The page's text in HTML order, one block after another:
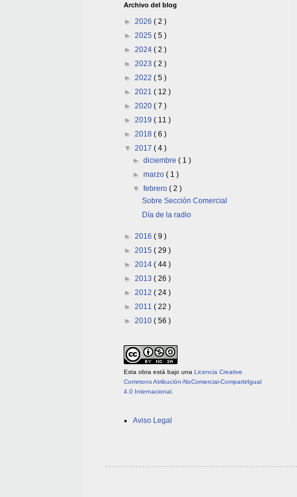
Archivo del blog
► 2026 ( 2 )
► 2025 ( 5 )
► 2024 ( 2 )
► 2023 ( 2 )
► 2022 ( 5 )
► 2021 ( 12 )
► 2020 ( 7 )
► 2019 ( 11 )
► 2018 ( 6 )
▼ 2017 ( 4 )
►diciembre( 1 )
►marzo( 1 )
▼febrero( 2 )
Sobre Sección Comercial
Día de la radio
► 2016 ( 9 )
► 2015 ( 29 )
► 2014 ( 44 )
► 2013 ( 26 )
► 2012 ( 24 )
► 2011 ( 22 )
► 2010 ( 56 )
Esta obra está bajo una Licencia Creative
Commons Atribución-NoComercial-CompartirIgual
4.0 Internacional
Aviso Legal